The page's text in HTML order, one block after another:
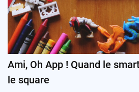
Ami, Oh App ! Quand le
le square